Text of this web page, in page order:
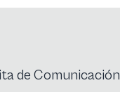
de Comunicación